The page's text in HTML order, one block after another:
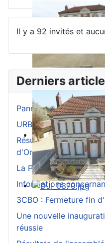
Derniers
Panneau Pocket
URBANISME : Quelles
Résultats des
d'Ordon(89330)
La Police nationale
Informations
3CBO : Fermeture fin
Une nouvelle
réussie
Il y a 92 invités et